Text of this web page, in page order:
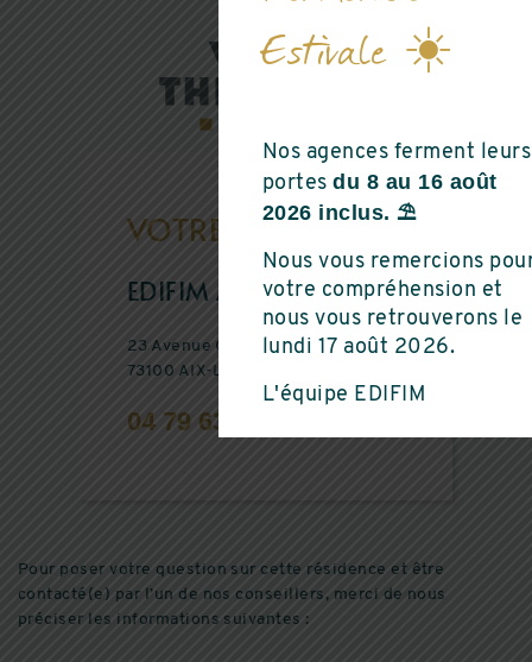
VOTRE AGENCE
EDIFIM AIX-LES-BAINS
23 Avenue Charles de Gaulle
73100 AIX-LES-BAINS
04 79 63 89 50
Pour poser votre question sur cette résidence et être
contacté(e) par l’un de nos conseillers, merci de nous
préciser les informations suivantes :
Estivale ☀️
Nos agences ferment leurs
portesdu 8 au 16 août
2026 inclus. ⛱️
Nous vous remercions
votre compréhension et
nous vous retrouverons le
lundi 17 août 2026.
L'équipe EDIFIM